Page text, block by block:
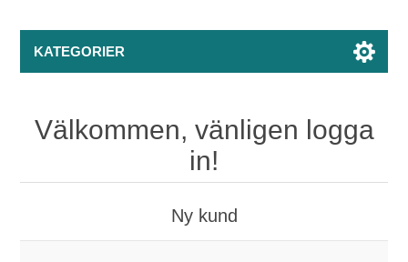
KATEGORIER
Välkommen, vänligen logga
in!
Ny kund